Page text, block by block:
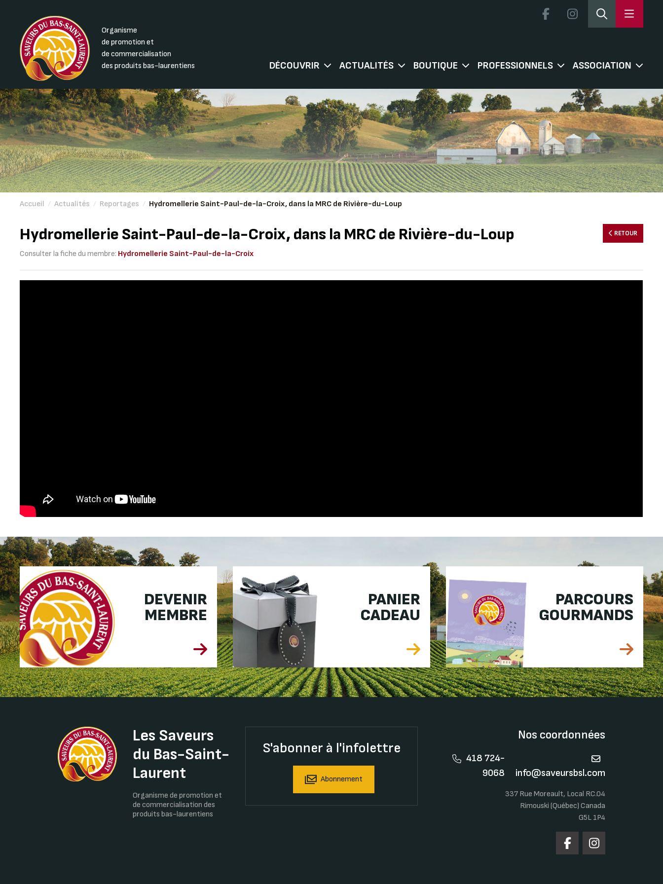
Organisme
de promotion et
de commercialisation
des produits bas-laurentiens
DÉCOUVRIR ACTUALITÉS BOUTIQUE PROFESSIONNELS ASSOCIATION
Accueil / Actualités / Reportages / Hydromellerie Saint-Paul-de-la-Croix, dans la MRC de Rivière-du-Loup
RETOUR
Hydromellerie Saint-Paul-de-la-Croix, dans la MRC de Rivière-du-Loup
Consulter la fiche du membre: Hydromellerie Saint-Paul-de-la-Croix
DEVENIR
MEMBRE
PANIER
CADEAU
PARCOURS
GOURMANDS
Les Saveurs
du Bas-Saint-
Laurent
Organisme de promotion et
de commercialisation des
produits bas-laurentiens
S'abonner à l'infolettre
Abonnement
Nos coordonnées
418 724-
9068
info@saveursbsl.com
337 Rue Moreault, Local RC.04
Rimouski (Québec) Canada
G5L 1P4